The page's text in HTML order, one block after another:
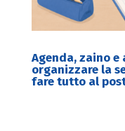
Agenda, zaino
organizzare la
fare tutto al